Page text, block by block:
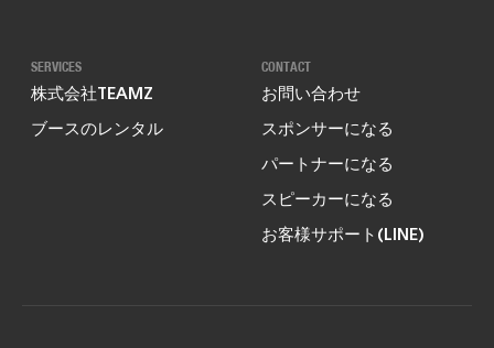
SERVICES
株式会社TEAMZ
ブースのレンタル
CONTACT
お問い合わせ
スポンサーになる
パートナーになる
スピーカーになる
お客様サポート(LINE)